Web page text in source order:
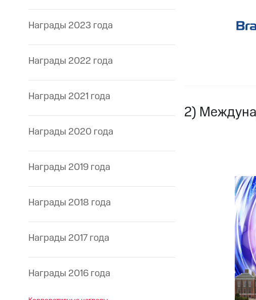
Награды 2023 года
Награды 2022 года
Награды 2021 года
Награды 2020 года
Награды 2019 года
Награды 2018 года
Награды 2017 года
Награды 2016 года
2)